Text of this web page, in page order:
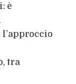
è
tra